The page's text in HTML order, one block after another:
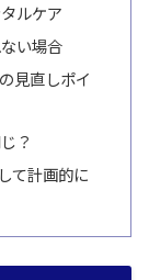
ルケア
い場合
見直しポイ
？
て計画的に